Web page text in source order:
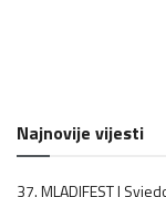
Najnovije vijesti
37. MLADIFEST |